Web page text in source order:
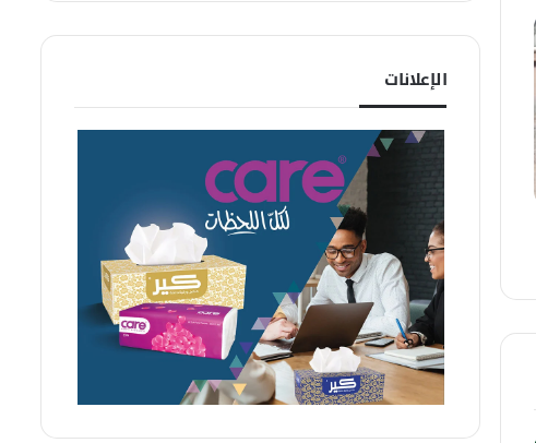
الإعلانات